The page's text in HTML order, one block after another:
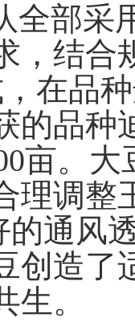
全部采
，结合
，在品
的品种
亩。
理调整
的通风
创造了
。